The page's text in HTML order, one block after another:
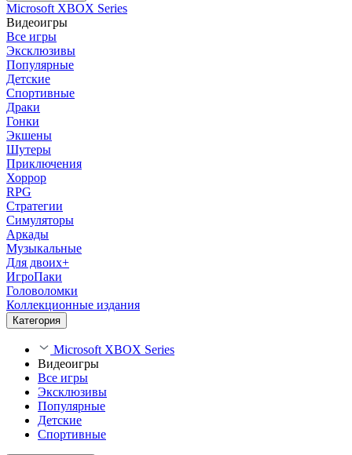
Microsoft XBOX Series
Видеоигры
Все игры
Эксклюзивы
Популярные
Детские
Спортивные
Драки
Гонки
Экшены
Шутеры
Приключения
Хоррор
RPG
Стратегии
Симуляторы
Аркады
Музыкальные
Для двоих+
ИгроПаки
Головоломки
Коллекционные издания
Категория
Microsoft XBOX Series
Видеоигры
Все игры
Эксклюзивы
Популярные
Детские
Спортивные